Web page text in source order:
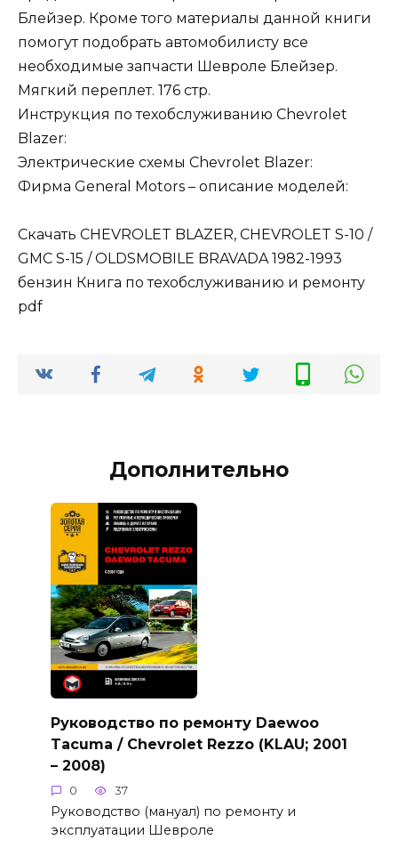
Блейзер. Кроме того материалы данной книги
помогут подобрать автомобилисту все
необходимые запчасти Шевроле Блейзер.
Мягкий переплет. 176 стр.
Инструкция по техобслуживанию Chevrolet
Blazer:
Электрические схемы Chevrolet Blazer:
Фирма General Motors – описание моделей:
Скачать CHEVROLET BLAZER, CHEVROLET S-10 /
GMC S-15 / OLDSMOBILE BRAVADA 1982-1993
бензин Книга по техобслуживанию и ремонту
pdf
Дополнительно
Руководство по ремонту Daewoo
Tacuma / Chevrolet Rezzo (KLAU; 2001
– 2008)
0 37
Руководство (мануал) по ремонту и
эксплуатации Шевроле